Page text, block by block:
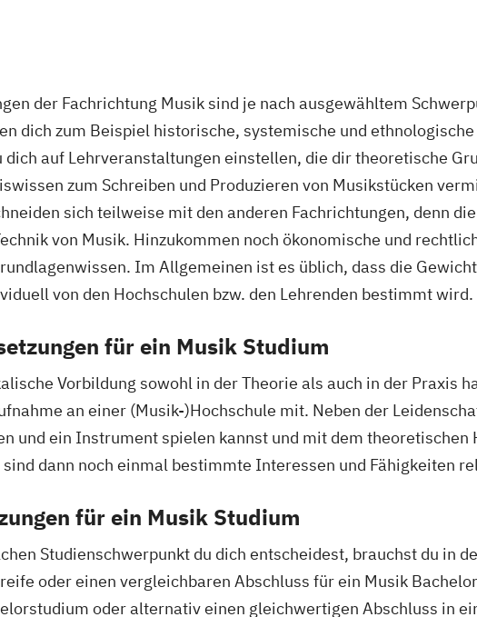
der Fachrichtung Musik sind je nach ausgewähltem
dich zum Beispiel historische, systemische und
dich auf Lehrveranstaltungen einstellen, die dir theoretische
zum Schreiben und Produzieren von Musikstücken
sich teilweise mit den anderen Fachrichtungen, denn
von Musik. Hinzukommen noch ökonomische und
Im Allgemeinen ist es üblich, dass die
von den Hochschulen bzw. den Lehrenden bestimmt wird.
für ein Musik Studium
Vorbildung sowohl in der Theorie als auch in der Praxis
an einer (Musik-)Hochschule mit. Neben der
und ein Instrument spielen kannst und mit dem
dann noch einmal bestimmte Interessen und Fähigkeiten
für ein Musik Studium
Studienschwerpunkt du dich entscheidest, brauchst du in
oder einen vergleichbaren Abschluss für ein Musik
oder alternativ einen gleichwertigen Abschluss in